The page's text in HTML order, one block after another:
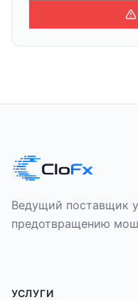
Ведущий поставщик
предотвращению
УСЛУГИ